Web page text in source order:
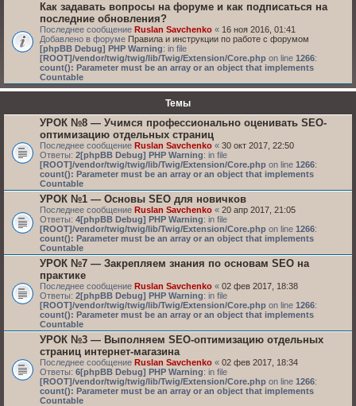
Как задавать вопросы на форуме и как подписаться на
последние обновления?
Последнее сообщение Ruslan Savchenko « 16 ноя 2016, 01:41
Добавлено в форуме Правила и инструкции по работе с форумом
[phpBB Debug] PHP Warning: in file
[ROOT]/vendor/twig/twig/lib/Twig/Extension/Core.php on line 1266:
count(): Parameter must be an array or an object that implements
Countable
Темы
УРОК №8 — Учимся профессионально оценивать SEO-
оптимизацию отдельных страниц
Последнее сообщение Ruslan Savchenko « 30 окт 2017, 22:50
Ответы: 2[phpBB Debug] PHP Warning: in file
[ROOT]/vendor/twig/twig/lib/Twig/Extension/Core.php on line 1266:
count(): Parameter must be an array or an object that implements
Countable
УРОК №1 — Основы SEO для новичков
Последнее сообщение Ruslan Savchenko « 20 апр 2017, 21:05
Ответы: 4[phpBB Debug] PHP Warning: in file
[ROOT]/vendor/twig/twig/lib/Twig/Extension/Core.php on line 1266:
count(): Parameter must be an array or an object that implements
Countable
УРОК №7 — Закрепляем знания по основам SEO на
практике
Последнее сообщение Ruslan Savchenko « 02 фев 2017, 18:38
Ответы: 2[phpBB Debug] PHP Warning: in file
[ROOT]/vendor/twig/twig/lib/Twig/Extension/Core.php on line 1266:
count(): Parameter must be an array or an object that implements
Countable
УРОК №3 — Выполняем SEO-оптимизацию отдельных
страниц интернет-магазина
Последнее сообщение Ruslan Savchenko « 02 фев 2017, 18:34
Ответы: 6[phpBB Debug] PHP Warning: in file
[ROOT]/vendor/twig/twig/lib/Twig/Extension/Core.php on line 1266:
count(): Parameter must be an array or an object that implements
Countable